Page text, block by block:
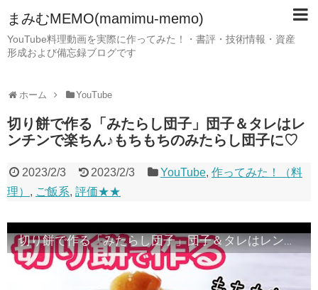
まみむMEMO(mamimu-memo)
YouTube料理動画を実際に作ってみた！・書評・技術情報・資産
形成および備忘録ブログです
ホーム YouTube
切り餅で作る「みたらし団子」団子＆タレはレ
ンチンで楽ちん♪もちもちのみたらし団子に♡
2023/2/3 2023/2/3 YouTube,作ってみた！（料
理） , ご飯系, 評価★★
切り餅で作る「みたらし団子」団子＆タレはレンチンで楽ちん♪もちもちのみたらし団子に♡